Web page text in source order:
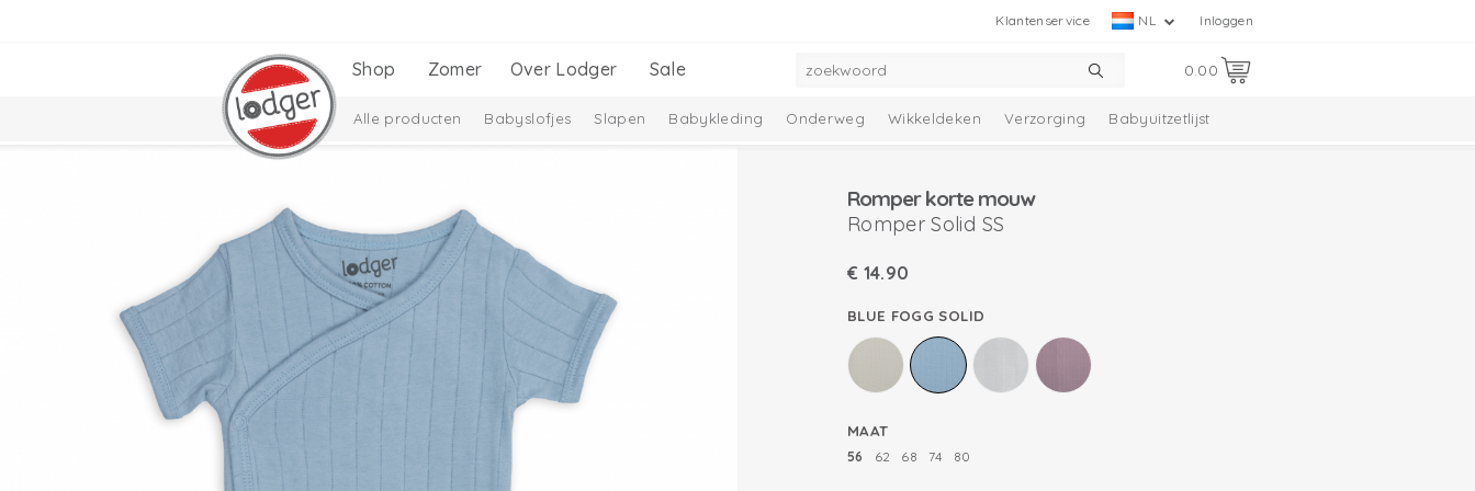
Inloggen
NL
Klantenservice
0.00
Shop Zomer Over Lodger Sale
Alle producten Babyslofjes Slapen Babykleding Onderweg Wikkeldeken Verzorging Babyuitzetlijst
Romper korte mouw
Romper Solid SS
€ 14.90
BLUE FOGG SOLID
MAAT
56 62 68 74 80